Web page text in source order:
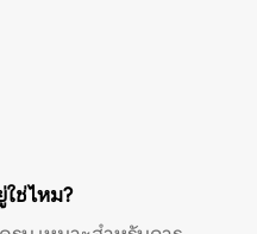
ช่ไหม?